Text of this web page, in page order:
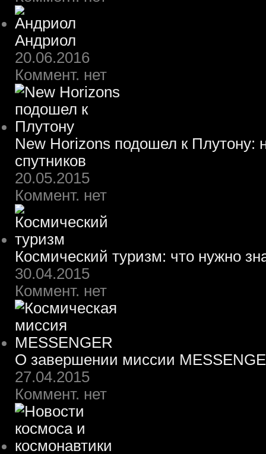
Андриол
20.06.2016
Коммент. нет
New Horizons подошел к Плутону:
спутников
20.05.2015
Коммент. нет
Космический туризм: что нужно
30.04.2015
Коммент. нет
О завершении миссии
27.04.2015
Коммент. нет